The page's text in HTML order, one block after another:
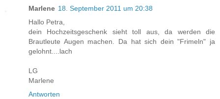
Marlene 18. September 2011 um 20:38
Hallo Petra,
dein Hochzeitsgeschenk sieht toll aus, da werden die
Brautleute Augen machen. Da hat sich dein "Frimeln" ja
gelohnt....lach
LG
Marlene
Antworten